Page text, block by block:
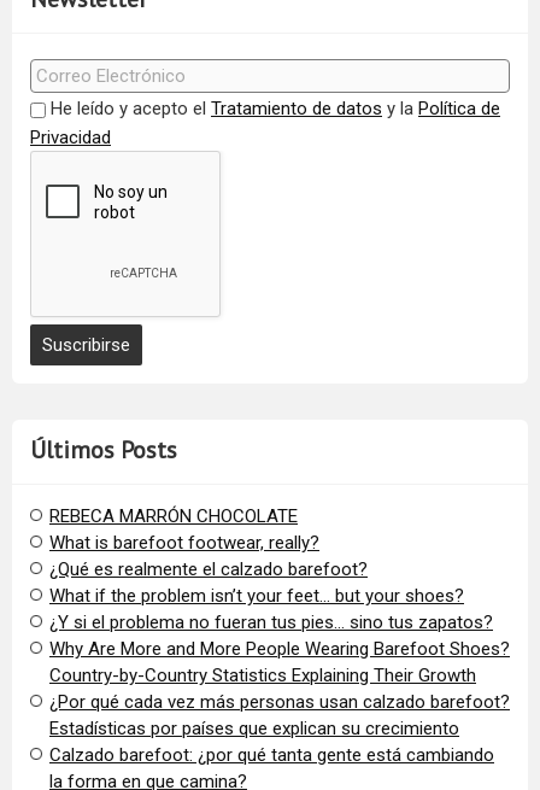
He leído y acepto el Tratamiento de datos y la Política de
Privacidad
Últimos Posts
REBECA MARRÓN CHOCOLATE
What is barefoot footwear, really?
¿Qué es realmente el calzado barefoot?
​What if the problem isn’t your feet… but your shoes?
¿Y si el problema no fueran tus pies… sino tus zapatos?
​Why Are More and More People Wearing Barefoot Shoes?
Country-by-Country Statistics Explaining Their Growth
​¿Por qué cada vez más personas usan calzado barefoot?
Estadísticas por países que explican su crecimiento
Calzado barefoot: ¿por qué tanta gente está cambiando
la forma en que camina?